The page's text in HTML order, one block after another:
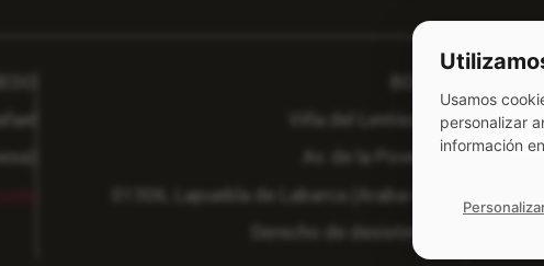
Usamos
personalizar
información
Viña del Lentisco S.L.
Av. de la Poveda 16
Lapuebla de Labarca (Araba-Álava)
Derecho de desistimiento